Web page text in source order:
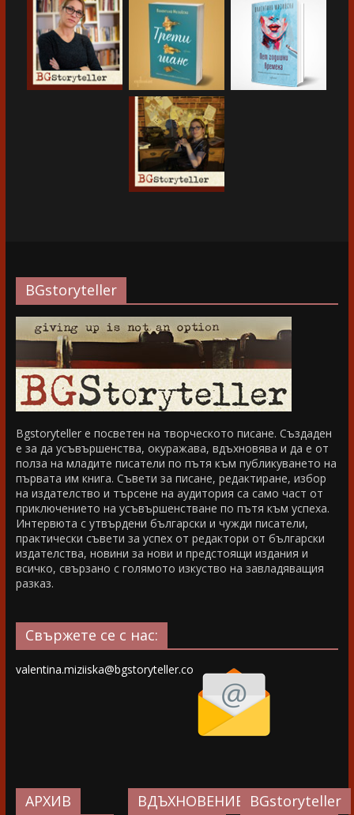
BGstoryteller
Bgstoryteller е посветен на творческото писане. Създаден
е за да усъвършенства, окуражава, вдъхновява и да е от
полза на младите писатели по пътя към публикуването на
първата им книга. Съвети за писане, редактиране, избор
на издателство и търсене на аудитория са само част от
приключението на усъвършенстване по пътя към успеха.
Интервюта с утвърдени български и чужди писатели,
практически съвети за успех от редактори от български
издателства, новини за нови и предстоящи издания и
всичко, свързано с голямото изкуство на завладяващия
разказ.
Свържете се с нас:
valentina.miziiska@bgstoryteller.co
АРХИВ ВДЪХНОВЕНИЕ…BGstoryteller